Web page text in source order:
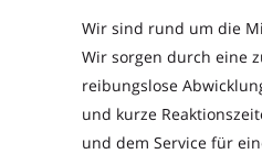
Wir sind rund um die
Wir sorgen durch eine
reibungslose
und kurze
und dem Service für